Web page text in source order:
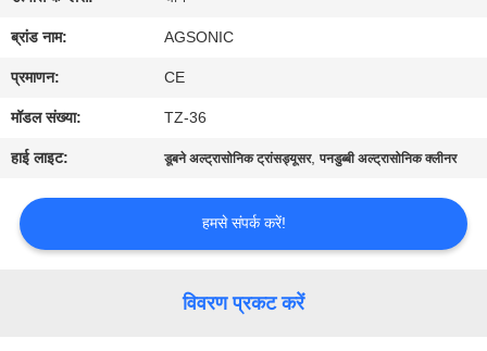
भ्रमण
गुणवत्ता
नियंत्रण
करें
ब्रांड नाम: AGSONIC
प्रमाणन: CE
मॉडल संख्या: TZ-36
हाई लाइट: डूबने अल्ट्रासोनिक ट्रांसड्यूसर,पनडुब्बी अल्ट्रासोनिक क्लीनर
हमसे संपर्क करें!
विवरण प्रकट करें